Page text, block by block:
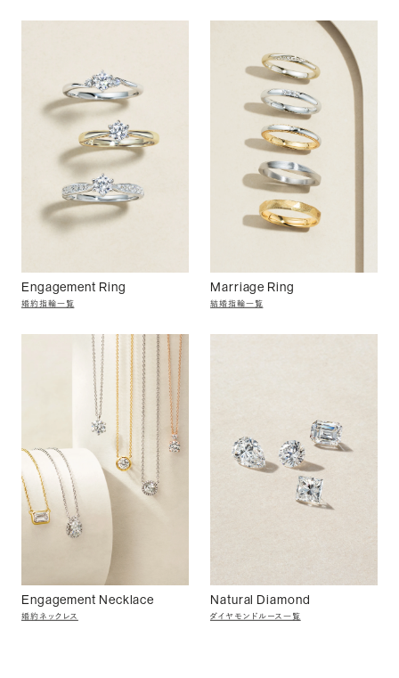
Engagement Ring
婚約指輪一覧
Marriage Ring
結婚指輪一覧
Engagement Necklace
婚約ネックレス
Natural Diamond
ダイヤモンドルース一覧